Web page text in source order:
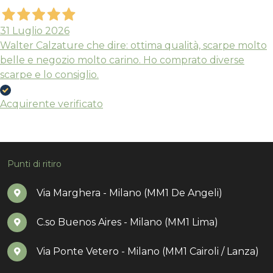
31 Luglio 2026
Walter Calzature che dire: ottima qualità, scarpe molto
belle e negozio molto carino. Ho comprato diverse
scarpe e lo consiglio.
Acquirente verificato
Punti di ritiro
Via Marghera - Milano (MM1 De Angeli)
C.so Buenos Aires - Milano (MM1 Lima)
Via Ponte Vetero - Milano (MM1 Cairoli / Lanza)